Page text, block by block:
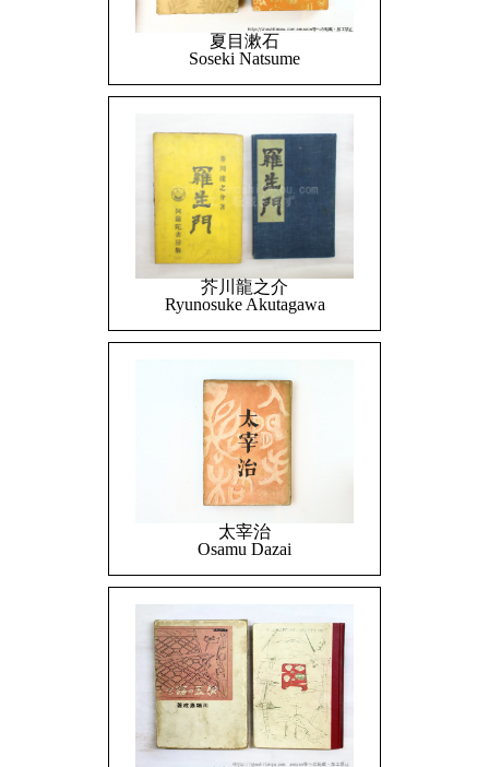
夏目漱石
Soseki Natsume
芥川龍之介
Ryunosuke Akutagawa
太宰治
Osamu Dazai